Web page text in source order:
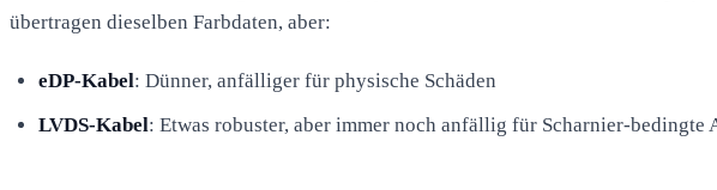
übertragen dieselben Farbdaten, aber:
eDP-Kabel: Dünner, anfälliger für physische Schäden
LVDS-Kabel: Etwas robuster, aber immer noch anfällig für Scharnier-bedingte